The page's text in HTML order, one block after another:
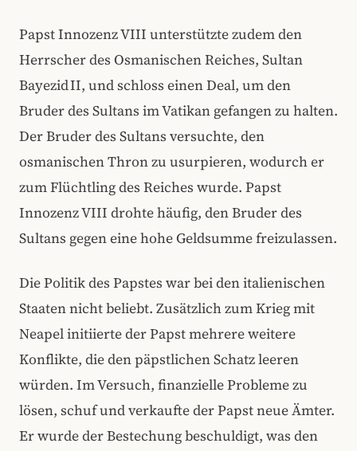
Papst Innozenz VIII unterstützte zudem den
Herrscher des Osmanischen Reiches, Sultan
Bayezid II, und schloss einen Deal, um den
Bruder des Sultans im Vatikan gefangen zu halten.
Der Bruder des Sultans versuchte, den
osmanischen Thron zu usurpieren, wodurch er
zum Flüchtling des Reiches wurde. Papst
Innozenz VIII drohte häufig, den Bruder des
Sultans gegen eine hohe Geldsumme freizulassen.
Die Politik des Papstes war bei den italienischen
Staaten nicht beliebt. Zusätzlich zum Krieg mit
Neapel initiierte der Papst mehrere weitere
Konflikte, die den päpstlichen Schatz leeren
würden. Im Versuch, finanzielle Probleme zu
lösen, schuf und verkaufte der Papst neue Ämter.
Er wurde der Bestechung beschuldigt, was den